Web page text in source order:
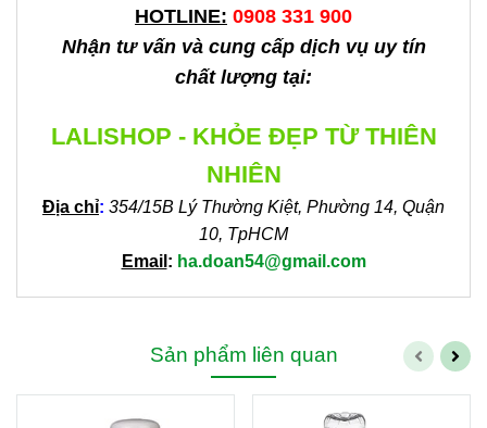
HOTLINE: 0908 331 900
Nhận tư vấn và cung cấp dịch vụ uy tín
chất lượng tại:
LALISHOP - KHỎE ĐẸP TỪ THIÊN
NHIÊN
Địa chỉ: 354/15B Lý Thường Kiệt, Phường 14, Quận
10, TpHCM
Email : ha.doan54@gmail.com
Sản phẩm liên quan